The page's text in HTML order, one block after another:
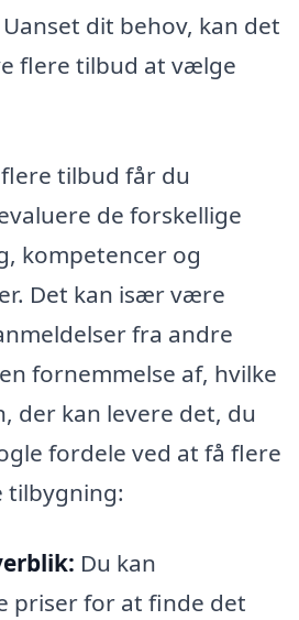
dit behov, kan det
flere tilbud at vælge
tilbud får du
de forskellige
kompetencer og
Det kan især være
fra andre
fornemmelse af, hvilke
der kan levere det, du
fordele ved at få flere
tilbygning:
Du kan
priser for at finde det